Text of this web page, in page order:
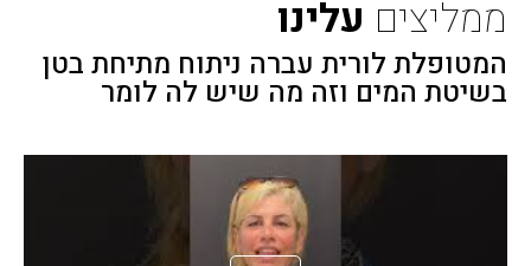
ממליצים עלינו
המטופלת לורית עברה ניתוח מתיחת בטן
בשיטת המים וזה מה שיש לה לומר